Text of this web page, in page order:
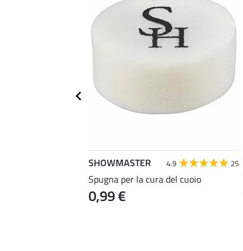
SHOWMASTER 4.9 25
Spugna per la cura del cuoio
0,99 €